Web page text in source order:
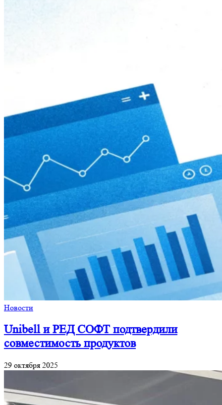
Новости
Unibell и РЕД СОФТ подтвердили
совместимость продуктов
29 октября 2025